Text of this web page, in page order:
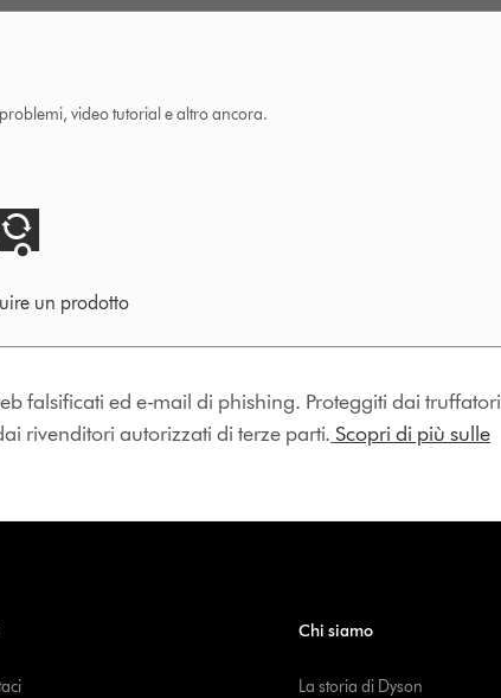
video tutorial e altro ancora.
un prodotto
falsificati ed e-mail di phishing. Proteggiti dai truffatori
rivenditori autorizzati di terze parti. Scopri di più sulle
Chi siamo
La storia di Dyson